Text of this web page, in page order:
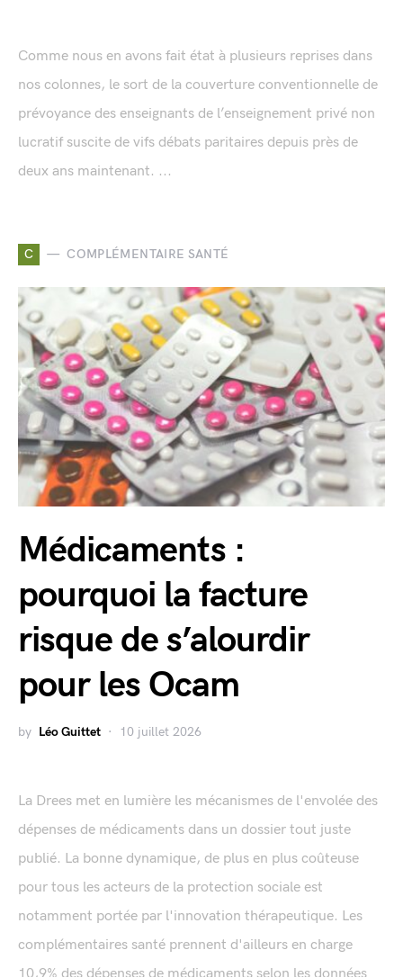
Comme nous en avons fait état à plusieurs reprises dans
nos colonnes, le sort de la couverture conventionnelle de
prévoyance des enseignants de l’enseignement privé non
lucratif suscite de vifs débats paritaires depuis près de
deux ans maintenant. ...
C COMPLÉMENTAIRE SANTÉ
Médicaments :
pourquoi la facture
risque de s’alourdir
pour les Ocam
by Léo Guittet 10 juillet 2026
La Drees met en lumière les mécanismes de l'envolée des
dépenses de médicaments dans un dossier tout juste
publié. La bonne dynamique, de plus en plus coûteuse
pour tous les acteurs de la protection sociale est
notamment portée par l'innovation thérapeutique. Les
complémentaires santé prennent d'ailleurs en charge